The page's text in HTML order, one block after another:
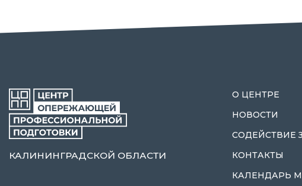
КАЛИНИНГРАДСКОЙ ОБЛАСТИ
О ЦЕНТРЕ
НОВОСТИ
СОДЕЙСТВИЕ
КОНТАКТЫ
КАЛЕНДАРЬ